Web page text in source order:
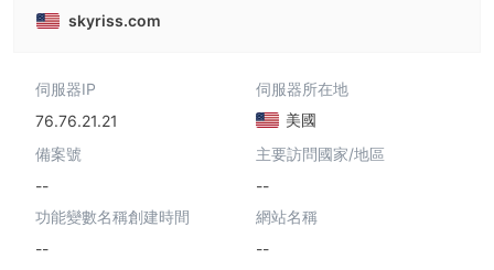
skyriss.com
伺服器IP
76.76.21.21
伺服器所在地
美國
備案號
--
主要訪問國家/地區
--
功能變數名稱創建時間
--
網站名稱
--